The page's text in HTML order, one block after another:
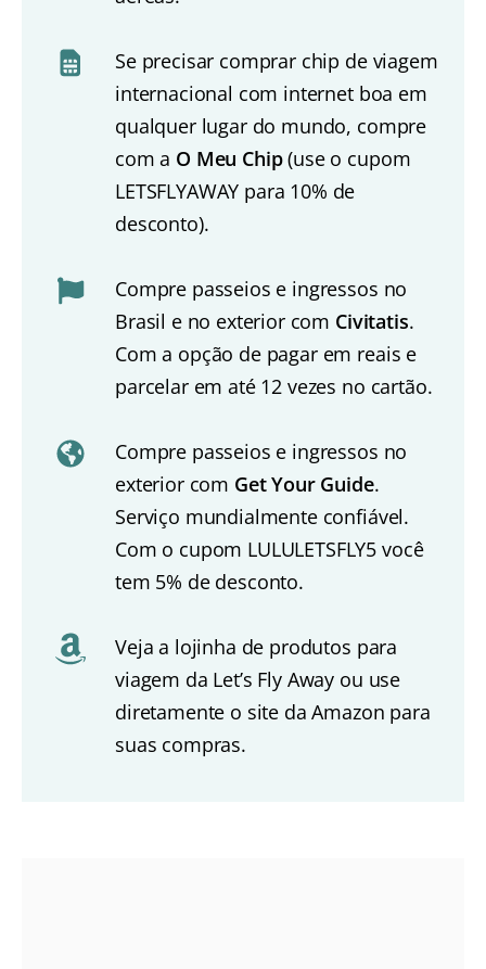
Se precisar comprar chip de viagem
internacional com internet boa em
qualquer lugar do mundo, compre
com a O Meu Chip(use o cupom
LETSFLYAWAY para 10% de
desconto).
Compre passeios e ingressos no
Brasil e no exterior com Civitatis.
Com a opção de pagar em reais e
parcelar em até 12 vezes no cartão.
Compre passeios e ingressos no
exterior com Get Your Guide.
Serviço mundialmente confiável.
Com o cupom LULULETSFLY5 você
tem 5% de desconto.
Veja a lojinha de produtos para
viagem da Let’s Fly Away ou use
diretamente o site da Amazon para
suas compras.